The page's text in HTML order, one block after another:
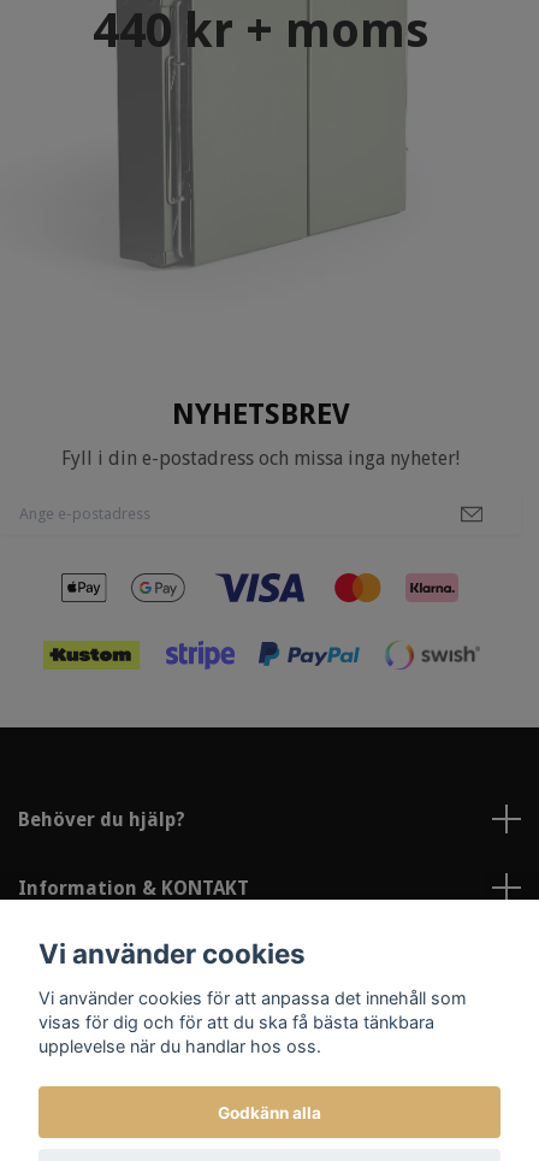
440 kr + moms
NYHETSBREV
Fyll i din e-postadress och missa inga nyheter!
Behöver du hjälp?
Information & KONTAKT
Sociala medier
Vi använder cookies
Vi använder cookies för att anpassa det innehåll som
visas för dig och för att du ska få bästa tänkbara
upplevelse när du handlar hos oss.
Godkänn alla